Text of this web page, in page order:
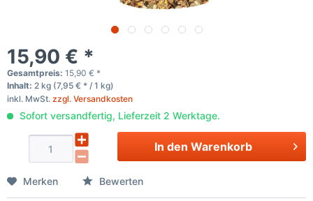
15,90 € *
Gesamtpreis: 15,90 € *
Inhalt: 2 kg (7,95 € * / 1 kg)
inkl. MwSt. zzgl. Versandkosten
Sofort versandfertig, Lieferzeit 2 Werktage.
In den Warenkorb
Merken Bewerten